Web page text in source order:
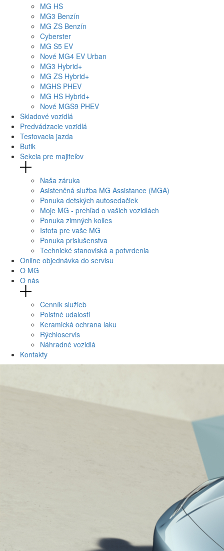
MG HS
MG3 Benzín
MG ZS Benzín
Cyberster
MG S5 EV
Nové MG4 EV Urban
MG3 Hybrid+
MG ZS Hybrid+
MGHS PHEV
MG HS Hybrid+
Nové MGS9 PHEV
Skladové vozidlá
Predvádzacie vozidlá
Testovacia jazda
Butik
Sekcia pre majiteľov
Naša záruka
Asistenčná služba MG Assistance (MGA)
Ponuka detských autosedačiek
Moje MG - prehľad o vašich vozidlách
Ponuka zimných kolies
Istota pre vaše MG
Ponuka prislušenstva
Technické stanoviská a potvrdenia
Online objednávka do servisu
O MG
O nás
Cenník služieb
Poistné udalosti
Keramická ochrana laku
Rýchloservis
Náhradné vozidlá
Kontakty